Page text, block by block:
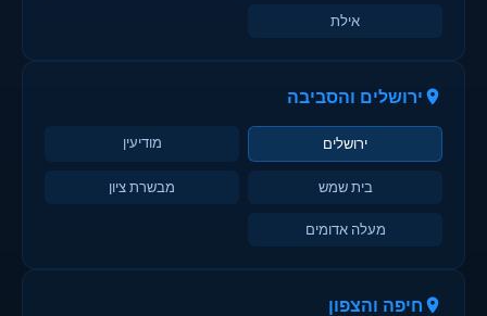
אילת
ירושלים והסביבה
ירושלים מודיעין
בית שמש מבשרת ציון
מעלה אדומים
חיפה והצפון